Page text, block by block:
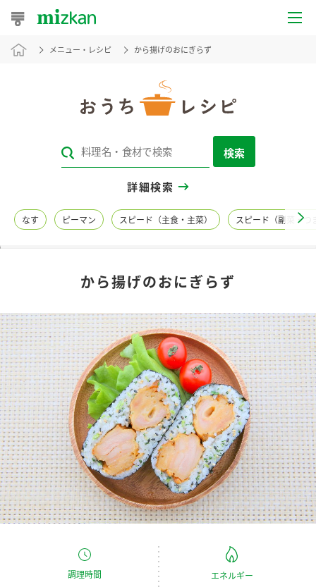
おうちレシピ
レシピカテゴリ一覧
レシピ名特集
商品情報
商品カテゴリ
酢 調味酢
お酢ドリンク ぽん酢
みりん風・料理酒 鍋用調味料
新商品一覧
キャンペーン情報
ブランド・スペシャルサイト
ブランド・スペシャルサイト トップ
商品ブランドサイト
Fibee（ファイビー）
カンタン酢
お酢ドリンク
企業情報
国内事業概要
ミツカングループについて
メニュー・レシピ から揚げのおにぎらず
検索
詳細検索
なす ピーマン スピード（主食・主菜） スピード（副菜・つ
から揚げのおにぎらず
調理時間 エネルギー